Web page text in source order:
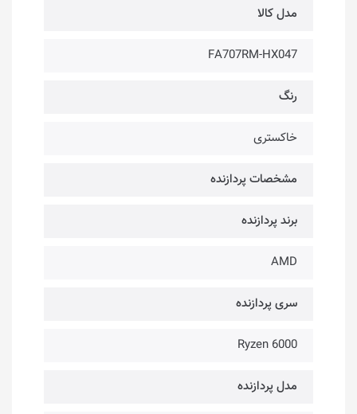
مدل کالا
FA707RM-HX047
رنگ
خاکستری
مشخصات پردازنده
برند پردازنده
AMD
سری پردازنده
Ryzen 6000
مدل پردازنده